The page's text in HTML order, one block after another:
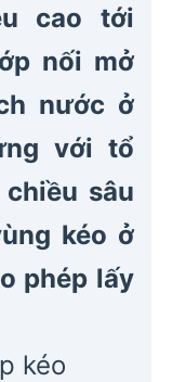
cao tới
nối mở
nước ở
với tổ
sâu
kéo ở
phép lấy
kéo